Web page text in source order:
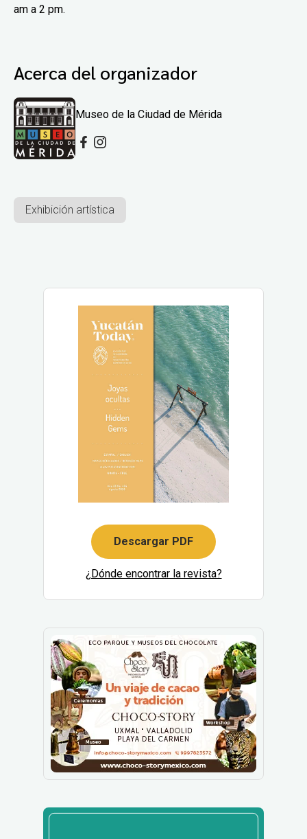
am a 2 pm.
Acerca del organizador
Museo de la Ciudad de Mérida
Exhibición artística
Descargar PDF
¿Dónde encontrar la revista?